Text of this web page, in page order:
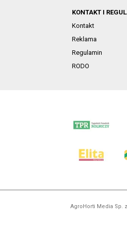
KONTAKT I
Kontakt
Reklama
Regulamin
RODO
AgroHorti Media Sp.